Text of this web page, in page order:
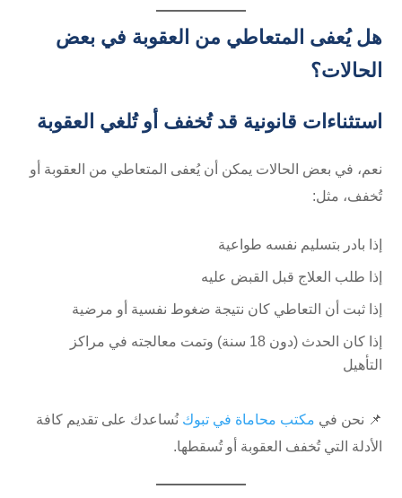
هل يُعفى المتعاطي من العقوبة في بعض
الحالات؟
استثناءات قانونية قد تُخفف أو تُلغي العقوبة
نعم، في بعض الحالات يمكن أن يُعفى المتعاطي من العقوبة أو
تُخفف، مثل:
إذا بادر بتسليم نفسه طواعية
إذا طلب العلاج قبل القبض عليه
إذا ثبت أن التعاطي كان نتيجة ضغوط نفسية أو مرضية
إذا كان الحدث (دون 18 سنة) وتمت معالجته في مراكز
التأهيل
📌 نحن في مكتب محاماة في تبوك نُساعدك على تقديم كافة
الأدلة التي تُخفف العقوبة أو تُسقطها.